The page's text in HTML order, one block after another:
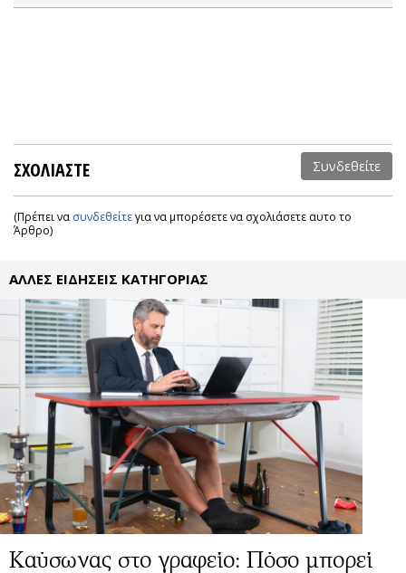
ΣΧΟΛΙΑΣΤΕ Συνδεθείτε
(Πρέπει να συνδεθείτεγια να μπορέσετε να σχολιάσετε αυτο το
Άρθρο)
ΑΛΛΕΣ ΕΙΔΗΣΕΙΣ ΚΑΤΗΓΟΡΙΑΣ
Καύσωνας στο γραφείο: Πόσο μπορεί